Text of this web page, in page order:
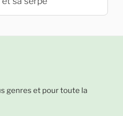
genres et pour toute la